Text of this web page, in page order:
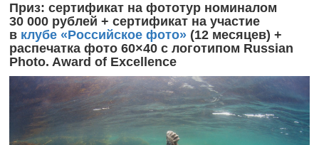
Приз: сертификат на фототур номиналом
30 000 рублей + сертификат на участие
в клубе «Российское фото» (12 месяцев) +
распечатка фото 60×40 с логотипом Russian
Photo. Award of Excellence